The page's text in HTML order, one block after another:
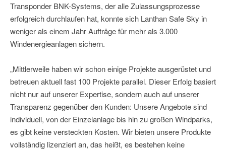
Transponder BNK-Systems, der alle Zulassungsprozesse
erfolgreich durchlaufen hat, konnte sich Lanthan Safe Sky in
weniger als einem Jahr Aufträge für mehr als 3.000
Windenergieanlagen sichern.
„Mittlerweile haben wir schon einige Projekte ausgerüstet und
betreuen aktuell fast 100 Projekte parallel. Dieser Erfolg basiert
nicht nur auf unserer Expertise, sondern auch auf unserer
Transparenz gegenüber den Kunden: Unsere Angebote sind
individuell, von der Einzelanlage bis hin zu großen Windparks,
es gibt keine versteckten Kosten. Wir bieten unsere Produkte
vollständig lizenziert an, das heißt, es bestehen keine